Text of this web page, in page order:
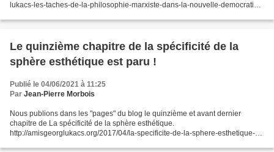
lukacs-les-taches-de-la-philosophie-marxiste-dans-la-nouvelle-democratie-
Le quinzième chapitre de la spécificité de la
sphère esthétique est paru !
Publié le 04/06/2021 à 11:25
Par Jean-Pierre Morbois
Nous publions dans les "pages" du blog le quinzième et avant dernier
chapitre de La spécificité de la sphère esthétique.
http://amisgeorglukacs.org/2017/04/la-specificite-de-la-sphere-esthetique-